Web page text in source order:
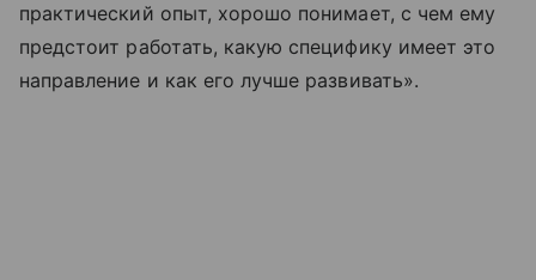
практический опыт, хорошо понимает, с чем ему
предстоит работать, какую специфику имеет это
направление и как его лучше развивать».